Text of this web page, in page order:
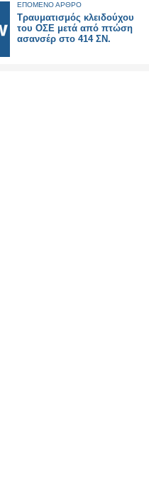
ΕΠΟΜΕΝΟ ΑΡΘΡΟ
Τραυματισμός κλειδούχου
του ΟΣΕ μετά από πτώση
ασανσέρ στο 414 ΣΝ.